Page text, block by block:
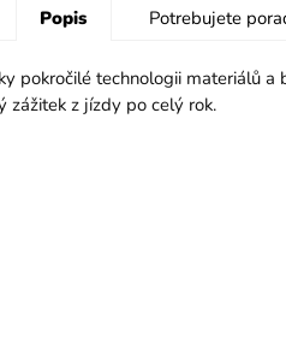
Popis Potrebujete
pokročilé technologii materiálů
zážitek z jízdy po celý rok.